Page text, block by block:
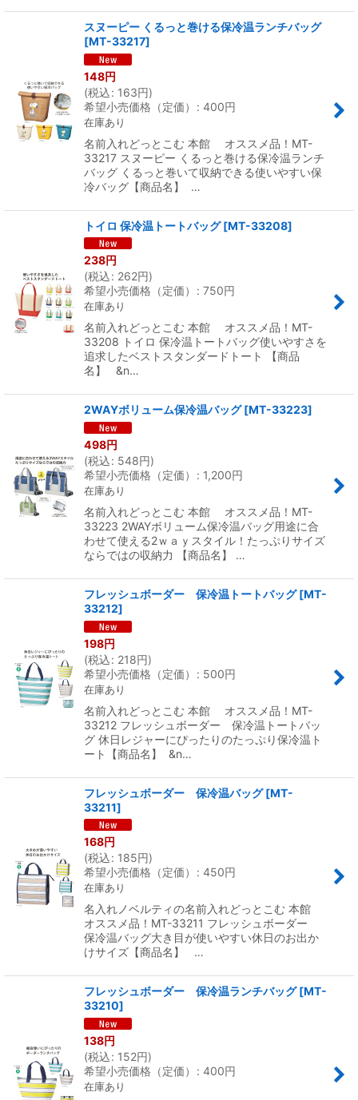
スヌーピー くるっと巻ける保冷温ランチバッグ
[MT-33217]
148円
(税込: 163円)
希望小売価格（定価）
: 400円
在庫あり
名前入れどっとこむ 本館 オススメ品！MT-
33217 スヌーピー くるっと巻ける保冷温ランチ
バッグ くるっと巻いて収納できる使いやすい保
冷バッグ【商品名】 …
トイロ 保冷温トートバッグ [MT-33208]
238円
(税込: 262円)
希望小売価格（定価）
: 750円
在庫あり
名前入れどっとこむ 本館 オススメ品！MT-
33208 トイロ 保冷温トートバッグ使いやすさを
追求したベストスタンダードトート 【商品
名】 &n…
2WAYボリューム保冷温バッグ [MT-33223]
498円
(税込: 548円)
希望小売価格（定価）
: 1,200円
在庫あり
名前入れどっとこむ 本館 オススメ品！MT-
33223 2WAYボリューム保冷温バッグ用途に合
わせて使える2ｗａｙスタイル！たっぷりサイズ
ならではの収納力 【商品名】 …
フレッシュボーダー 保冷温トートバッグ [MT-
33212]
198円
(税込: 218円)
希望小売価格（定価）
: 500円
在庫あり
名前入れどっとこむ 本館 オススメ品！MT-
33212 フレッシュボーダー 保冷温トートバッ
グ 休日レジャーにぴったりのたっぷり保冷温ト
ート【商品名】 &n…
フレッシュボーダー 保冷温バッグ [MT-
33211]
168円
(税込: 185円)
希望小売価格（定価）
: 450円
在庫あり
名入れノベルティの名前入れどっとこむ 本館
オススメ品！MT-33211 フレッシュボーダー
保冷温バッグ大き目が使いやすい休日のお出か
けサイズ【商品名】 …
フレッシュボーダー 保冷温ランチバッグ [MT-
33210]
138円
(税込: 152円)
希望小売価格（定価）
: 400円
在庫あり